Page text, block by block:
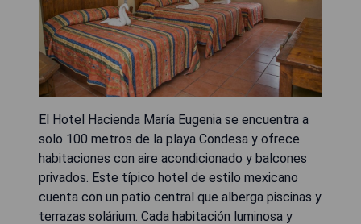
El Hotel Hacienda María Eugenia se encuentra a
solo 100 metros de la playa Condesa y ofrece
habitaciones con aire acondicionado y balcones
privados. Este típico hotel de estilo mexicano
cuenta con un patio central que alberga piscinas y
terrazas solárium. Cada habitación luminosa y